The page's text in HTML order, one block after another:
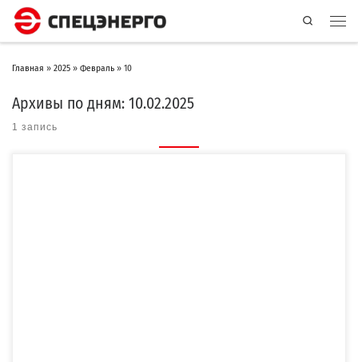
Search
Главная » 2025 » Февраль » 10
Архивы по дням: 10.02.2025
1 запись